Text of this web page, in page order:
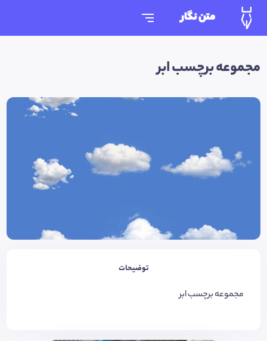
متن نگار
مجموعه برچسب ابر
توضیحات
مجموعه برچسب ابر